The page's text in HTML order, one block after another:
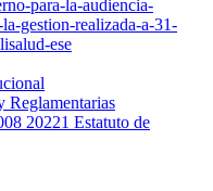
para-la-audiencia-
gestion-realizada-a-31-
ese
Reglamentarias
20221 Estatuto de